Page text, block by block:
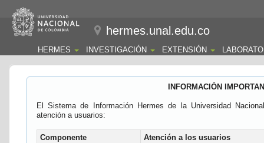
hermes.unal.edu.co
HERMES INVESTIGACIÓN EXTENSIÓN
INFORMACIÓN
El Sistema de Información Hermes de la Universidad
atención a usuarios:
Componente
Atención a los usuarios